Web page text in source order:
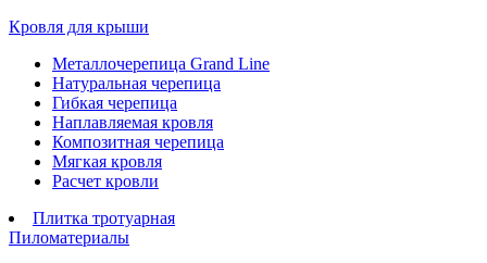
Кровля для крыши
Металлочерепица Grand Line
Натуральная черепица
Гибкая черепица
Наплавляемая кровля
Композитная черепица
Мягкая кровля
Расчет кровли
Плитка тротуарная
Пиломатериалы